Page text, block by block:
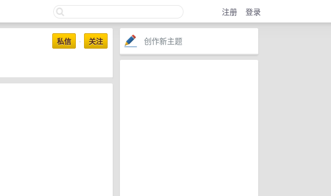
注册 登录
创作新主题
私信 • 关注